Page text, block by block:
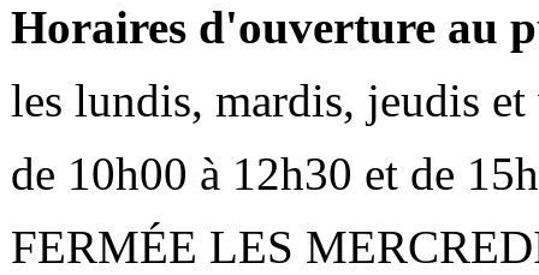
Horaires d'ouverture au
les lundis, mardis, jeudis et
de 10h00 à 12h30 et de
FERMÉE LES